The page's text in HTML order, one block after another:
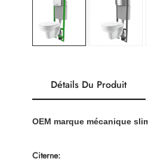
Détails Du Produit
OEM marque mécanique
Citerne: